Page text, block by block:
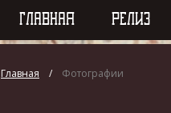
ГЛАВНАЯ РЕЛИЗ
Главная Фотографии